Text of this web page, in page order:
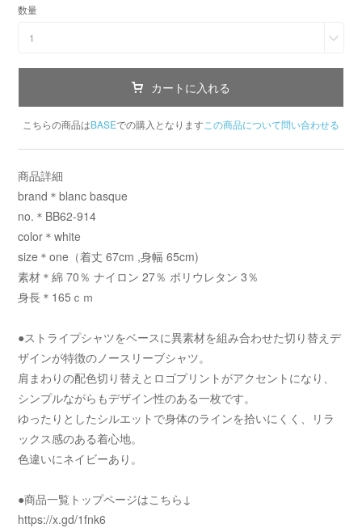
数量
1
カートに入れる
こちらの商品はBASEでの購入となります この商品について問い合わせる
商品詳細
brand＊blanc basque
no.＊BB62-914
color＊white
size＊one（着丈 67cm ,身幅 65cm)
素材＊綿 70％ ナイロン 27％ ポリウレタン 3％
身長＊165ｃｍ
●ストライプシャツをベースに異素材を組み合わせた切り替えデ
ザインが特徴のノースリーブシャツ。
肩まわりの配色切り替えとロゴプリントがアクセントになり、
シンプルながらもデザイン性のある一枚です。
ゆったりとしたシルエットで身体のラインを拾いにくく、リラ
ックス感のある着心地。
色違いにネイビーあり。
●商品一覧トップページはこちら↓
https://x.gd/1fnk6